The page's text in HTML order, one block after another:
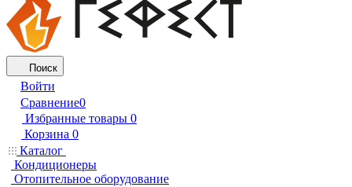
Поиск
Войти
Сравнение0
Избранные товары 0
Корзина 0
Каталог
Кондиционеры
Отопительное оборудование